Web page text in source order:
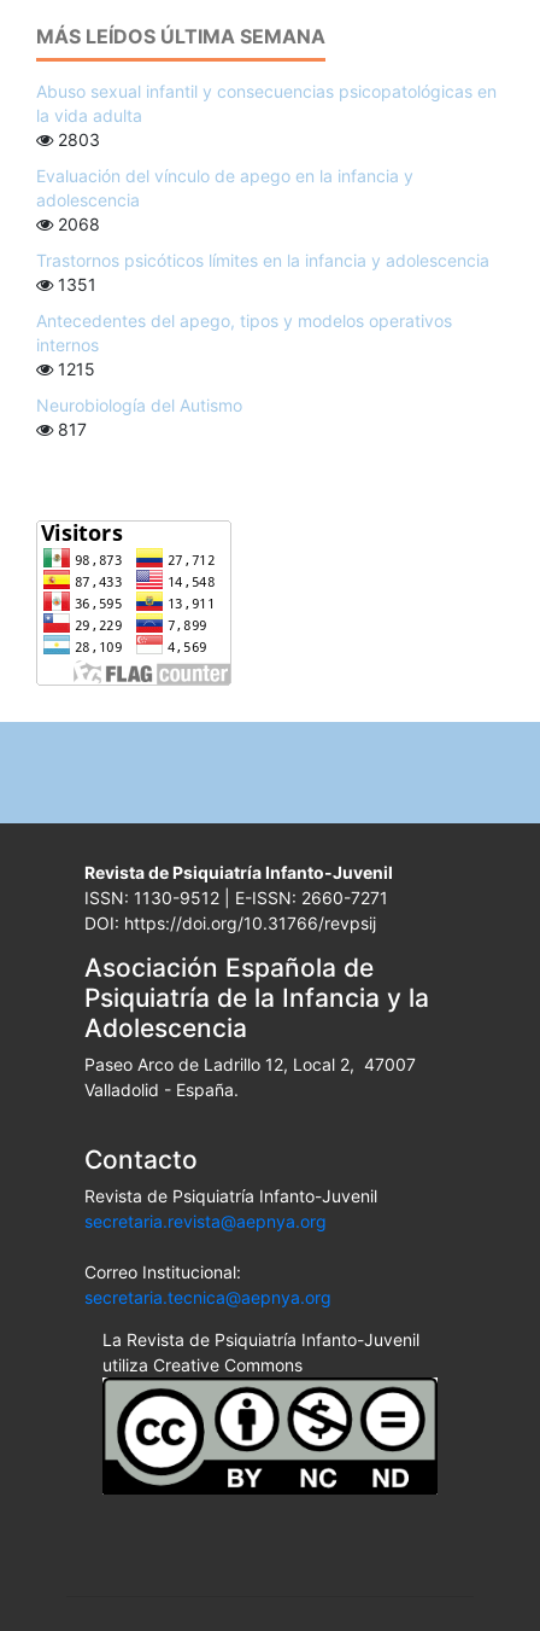
MÁS LEÍDOS ÚLTIMA SEMANA
Abuso sexual infantil y consecuencias psicopatológicas en
la vida adulta
2803
Evaluación del vínculo de apego en la infancia y
adolescencia
2068
Trastornos psicóticos límites en la infancia y adolescencia
1351
Antecedentes del apego, tipos y modelos operativos
internos
1215
Neurobiología del Autismo
817
Revista de Psiquiatría Infanto-Juvenil
ISSN: 1130-9512 | E-ISSN: 2660-7271
DOI: https://doi.org/10.31766/revpsij
Asociación Española de
Psiquiatría de la Infancia y la
Adolescencia
Paseo Arco de Ladrillo 12, Local 2, 47007
Valladolid - España.
Contacto
Revista de Psiquiatría Infanto-Juvenil
secretaria.revista@aepnya.org
Correo Institucional:
secretaria.tecnica@aepnya.org
La Revista de Psiquiatría Infanto-Juvenil
utiliza Creative Commons